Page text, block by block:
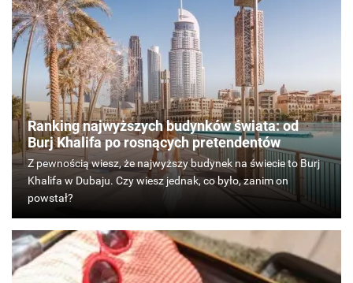
Ranking najwyższych budynków świata: od
Burj Khalifa po rosnących pretendentów
Z
pewnością
wiesz,
najwyższy
budynek
na